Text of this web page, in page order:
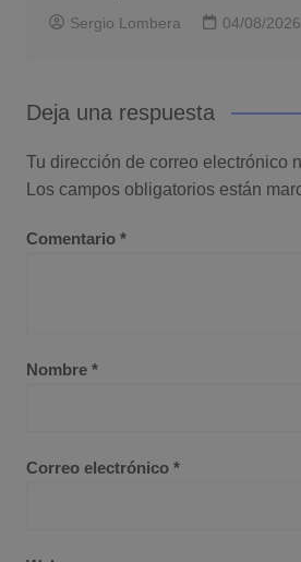
Sergio Lombera 04/08/2026
Deja una respuesta
Tu dirección de correo electrónico
Los campos obligatorios están
Comentario *
Nombre *
Correo electrónico *